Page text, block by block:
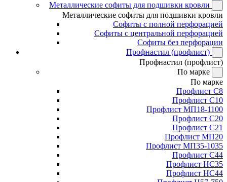
Металлические софиты для подшивки кровли
Металлические софиты для подшивки кровли
Софиты с полной перфорацией
Софиты с центральной перфорацией
Софиты без перфорации
Профнастил (профлист)
Профнастил (профлист)
По марке
По марке
Профлист С8
Профлист С10
Профлист МП18-1100
Профлист С20
Профлист С21
Профлист МП20
Профлист МП35-1035
Профлист С44
Профлист НС35
Профлист НС44